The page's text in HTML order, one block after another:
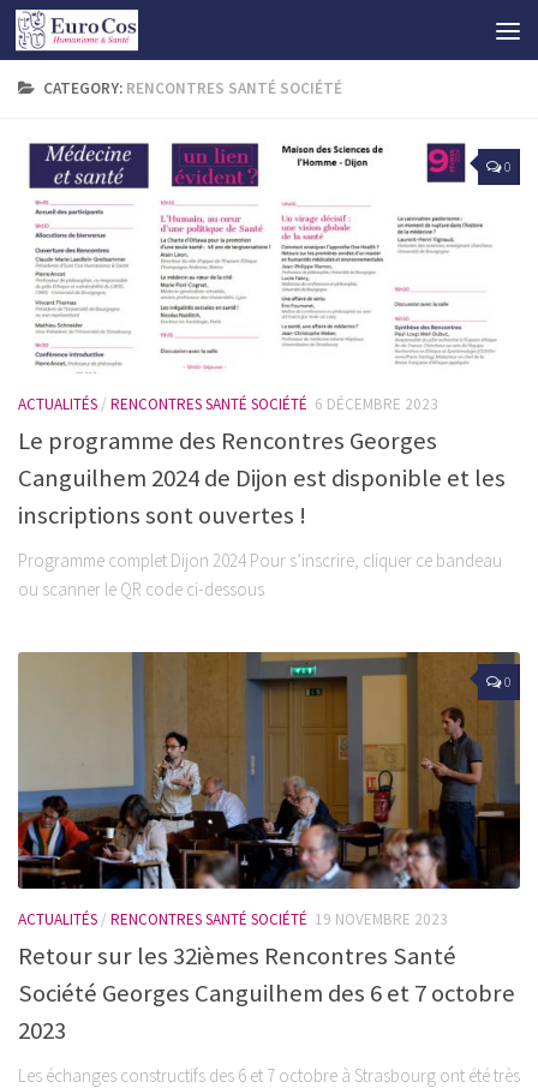
CATEGORY: RENCONTRES SANTÉ SOCIÉTÉ
0
ACTUALITÉS / RENCONTRES SANTÉ SOCIÉTÉ 6 DÉCEMBRE 2023
Le programme des Rencontres Georges
Canguilhem 2024 de Dijon est disponible et les
inscriptions sont ouvertes !
Programme complet Dijon 2024 Pour s’inscrire, cliquer ce bandeau
ou scanner le QR code ci-dessous
0
ACTUALITÉS / RENCONTRES SANTÉ SOCIÉTÉ 19 NOVEMBRE 2023
Retour sur les 32ièmes Rencontres Santé
Société Georges Canguilhem des 6 et 7 octobre
2023
Les échanges constructifs des 6 et 7 octobre à Strasbourg ont été très